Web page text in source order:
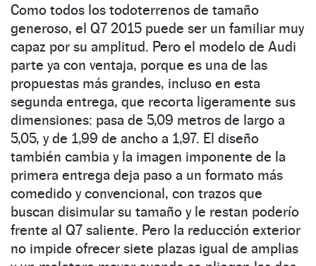
Como todos los todoterrenos de tamaño
generoso, el Q7 2015 puede ser un familiar muy
capaz por su amplitud. Pero el modelo de Audi
parte ya con ventaja, porque es una de las
propuestas más grandes, incluso en esta
segunda entrega, que recorta ligeramente sus
dimensiones: pasa de 5,09 metros de largo a
5,05, y de 1,99 de ancho a 1,97. El diseño
también cambia y la imagen imponente de la
primera entrega deja paso a un formato más
comedido y convencional, con trazos que
buscan disimular su tamaño y le restan poderío
frente al Q7 saliente. Pero la reducción exterior
no impide ofrecer siete plazas igual de amplias